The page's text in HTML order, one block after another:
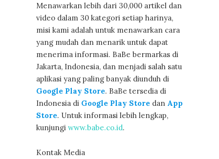
Menawarkan lebih dari 30,000 artikel dan
video dalam 30 kategori setiap harinya,
misi kami adalah untuk menawarkan cara
yang mudah dan menarik untuk dapat
menerima informasi. BaBe bermarkas di
Jakarta, Indonesia, dan menjadi salah satu
aplikasi yang paling banyak diunduh di
Google Play Store. BaBe tersedia di
Indonesia di Google Play Store dan App
Store. Untuk informasi lebih lengkap,
kunjungi www.babe.co.id.
Kontak Media